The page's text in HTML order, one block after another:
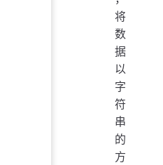
将
数
据
以
字
符
串
的
方